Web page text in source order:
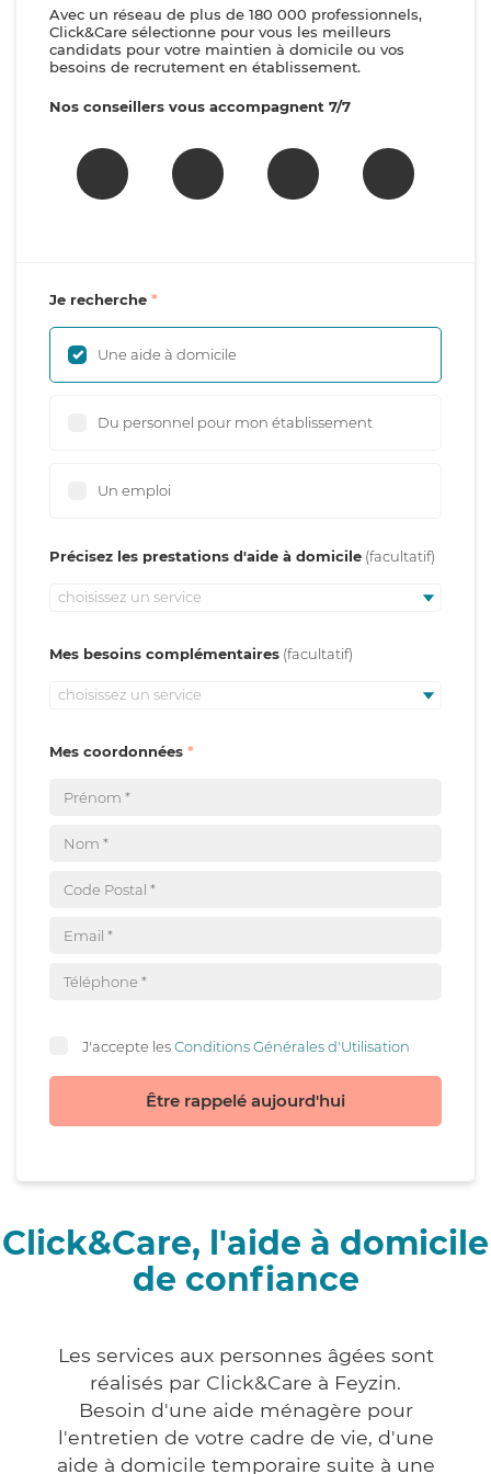
Avec un réseau de plus de 180 000 professionnels,
Click&Care sélectionne pour vous les meilleurs
candidats pour votre maintien à domicile ou vos
besoins de recrutement en établissement.
Nos conseillers vous accompagnent 7/7
Je recherche
Une aide à domicile
Du personnel pour mon établissement
Un emploi
Précisez les prestations d'aide à domicile
choisissez un service
Mes besoins complémentaires
choisissez un service
Mes coordonnées
J'accepte lesConditions Générales d'Utilisation
Être rappelé aujourd'hui
Click&Care, l'aide à domicile
de confiance
Les services aux personnes âgées sont
réalisés par Click&Care à Feyzin.
Besoin d'une aide ménagère pour
l'entretien de votre cadre de vie, d'une
aide à domicile temporaire suite à une